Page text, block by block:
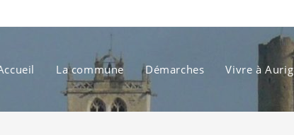
La commune Démarches Vivre à